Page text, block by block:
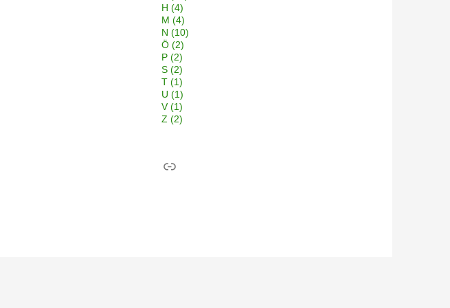
H (4)
M (4)
N (10)
Ö (2)
P (2)
S (2)
T (1)
U (1)
V(1)
Z (2)
Link